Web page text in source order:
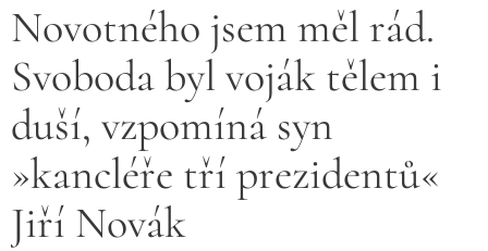
Novotného jsem měl rád.
Svoboda byl voják tělem i
duší, vzpomíná syn
»kancléře tří prezidentů«
Jiří Novák